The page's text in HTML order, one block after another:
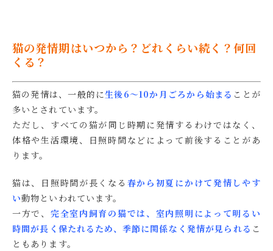
猫の発情期はいつから？どれくらい続く？何回
くる？
猫の発情は、一般的に生後6〜10か月ごろから始まる ことが
多いとされています。
ただし、すべての猫が同じ時期に発情するわけではなく、
体格や生活環境、日照時間などによって前後することがあ
ります。
猫は、日照時間が長くなる 春から初夏にかけて発情しやす
い動物といわれています。
一方で、 完全室内飼育の猫では、室内照明によって明るい
時間が長く保たれるため、季節に関係なく発情が見られる こ
ともあります。